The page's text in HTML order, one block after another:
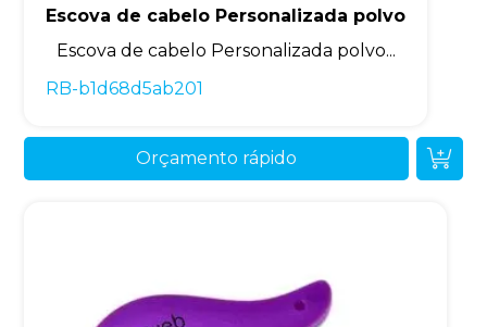
Escova de cabelo Personalizada polvo
Escova de cabelo Personalizada polvo...
RB-b1d68d5ab201
Orçamento rápido